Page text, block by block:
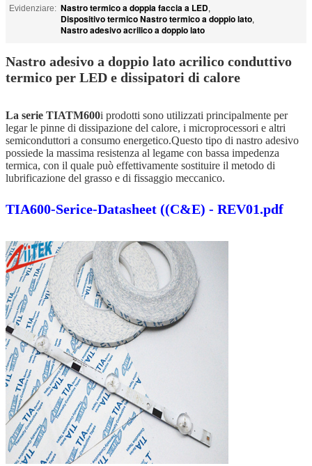
Evidenziare: Nastro termico a doppia faccia a LED,
Dispositivo termico Nastro termico a doppio lato,
Nastro adesivo acrilico a doppio lato
Nastro adesivo a doppio lato acrilico conduttivo
termico per LED e dissipatori di calore
La serie TIATM600i prodotti sono utilizzati principalmente per
legar le pinne di dissipazione del calore, i microprocessori e altri
semiconduttori a consumo energetico.Questo tipo di nastro adesivo
possiede la massima resistenza al legame con bassa impedenza
termica, con il quale può effettivamente sostituire il metodo di
lubrificazione del grasso e di fissaggio meccanico.
TIA600-Serice-Datasheet ((C&E) - REV01.pdf